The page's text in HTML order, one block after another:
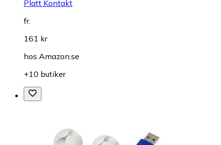
Platt Kontakt
fr.
161 kr
hos Amazon.se
+10 butiker